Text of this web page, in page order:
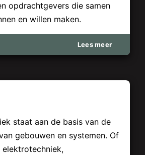
opdrachtgevers die samen
en willen maken.
Lees meer
staat aan de basis van de
gebouwen en systemen. Of